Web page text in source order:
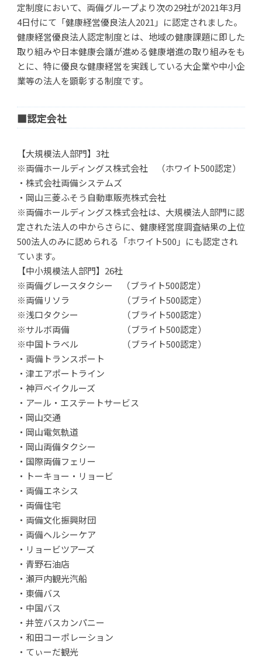
定制度において、両備グループより次の29社が2021年3月
4日付にて「健康経営優良法人2021」に認定されました。
健康経営優良法人認定制度とは、地域の健康課題に即した
取り組みや日本健康会議が進める健康増進の取り組みをも
とに、特に優良な健康経営を実践している大企業や中小企
業等の法人を顕彰する制度です。
■認定会社
【大規模法人部門】3社
※両備ホールディングス株式会社 （ホワイト500認定）
・株式会社両備システムズ
・岡山三菱ふそう自動車販売株式会社
※両備ホールディングス株式会社は、大規模法人部門に認
定された法人の中からさらに、健康経営度調査結果の上位
500法人のみに認められる「ホワイト500」にも認定され
ています。
【中小規模法人部門】26社
※両備グレースタクシー （ブライト500認定）
※両備リソラ （ブライト500認定）
※浅口タクシー （ブライト500認定）
※サルボ両備 （ブライト500認定）
※中国トラベル （ブライト500認定）
・両備トランスポート
・津エアポートライン
・神戸ベイクルーズ
・アール・エステートサービス
・岡山交通
・岡山電気軌道
・岡山両備タクシー
・国際両備フェリー
・トーキョー・リョービ
・両備エネシス
・両備住宅
・両備文化振興財団
・両備ヘルシーケア
・リョービツアーズ
・青野石油店
・瀬戸内観光汽船
・東備バス
・中国バス
・井笠バスカンパニー
・和田コーポレーション
・てぃーだ観光